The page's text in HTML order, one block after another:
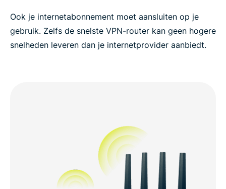
Ook je internetabonnement moet aansluiten op je
gebruik. Zelfs de snelste VPN-router kan geen hogere
snelheden leveren dan je internetprovider aanbiedt.